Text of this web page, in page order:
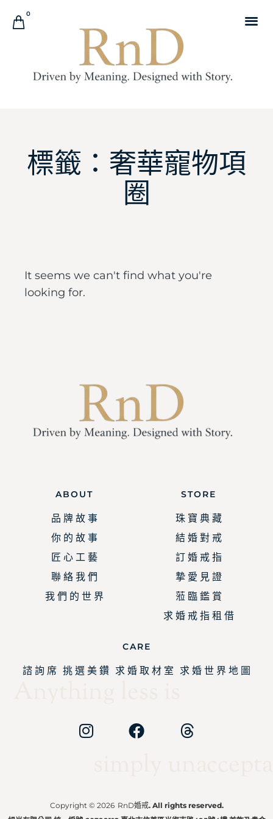
0
標籤：奢華寵物項
圈
It seems we can't find what you're
looking for.
ABOUT
品 牌 故 事
你 的 故 事
匠 心 工 藝
聯 絡 我 們
我 們 的 世 界
STORE
珠 寶 典 藏
結 婚 對 戒
訂 婚 戒 指
摯 愛 見 證
蒞 臨 鑑 賞
求 婚 戒 指 租 借
CARE
諮 詢 席 挑 選 美 鑽 求 婚 取 材 室 求 婚 世 界 地 圖
Copyright © 2026 RnD婚戒. All rights reserved.